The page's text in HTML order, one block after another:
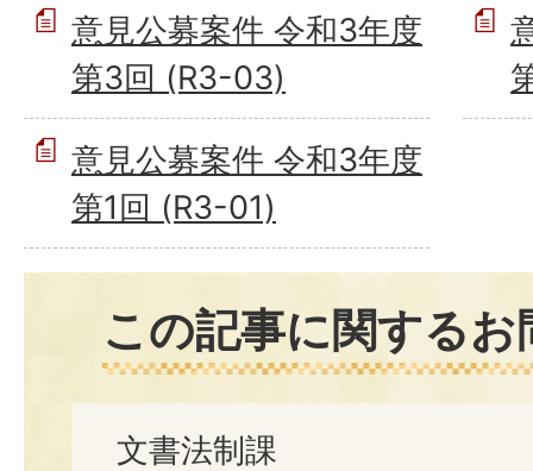
意見公募案件 令和3年度
第3回 (R3-03)
意見公募案件 令和3年度
第1回 (R3-01)
この記事に関する
文書法制課